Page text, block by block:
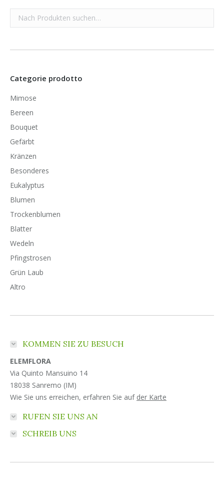
Categorie prodotto
Mimose
Bereen
Bouquet
Gefärbt
Kränzen
Besonderes
Eukalyptus
Blumen
Trockenblumen
Blatter
Wedeln
Pfingstrosen
Grün Laub
Altro
KOMMEN SIE ZU BESUCH
ELEMFLORA
Via Quinto Mansuino 14
18038 Sanremo (IM)
Wie Sie uns erreichen, erfahren Sie auf der Karte
RUFEN SIE UNS AN
SCHREIB UNS